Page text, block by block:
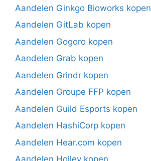
Aandelen Ginkgo Bioworks kopen
Aandelen GitLab kopen
Aandelen Gogoro kopen
Aandelen Grab kopen
Aandelen Grindr kopen
Aandelen Groupe FFP kopen
Aandelen Guild Esports kopen
Aandelen HashiCorp kopen
Aandelen Hear.com kopen